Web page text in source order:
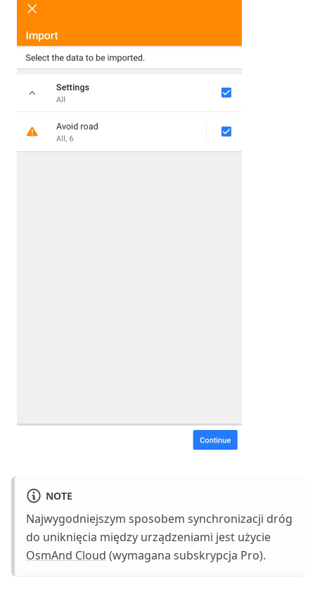
NOTE
Najwygodniejszym sposobem synchronizacji dróg
do uniknięcia między urządzeniami jest użycie
OsmAnd Cloud (wymagana subskrypcja Pro).